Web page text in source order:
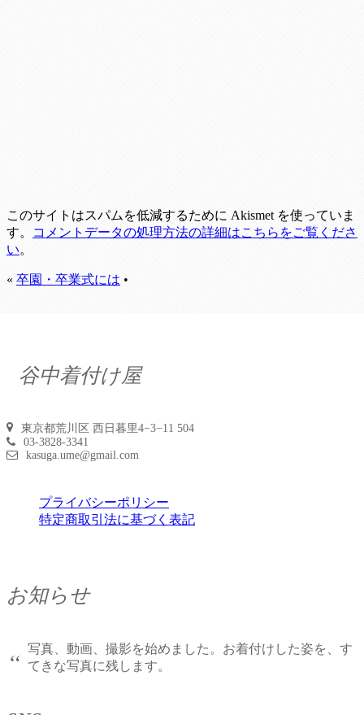
このサイトはスパムを低減するために Akismet を使っていま
す。
コメントデータの処理方法の詳細はこちらをご覧くださ
い。
« 卒園・卒業式には •
谷中着付け屋
東京都荒川区 西日暮里4−3−11 504
03-3828-3341
kasuga.ume@gmail.com
プライバシーポリシー
特定商取引法に基づく表記
お知らせ
“ 写真、動画、撮影を始めました。お着付けした姿を、す
てきな写真に残します。